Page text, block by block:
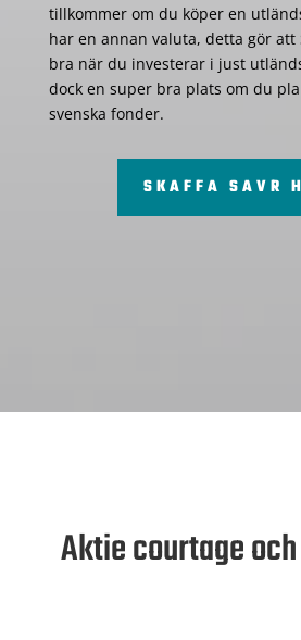
tillkommer om du köper en
har en annan valuta, detta gör att
bra när du investerar i just
dock en super bra plats om du
svenska fonder.
SKAFFA SAVR
Aktie courtage